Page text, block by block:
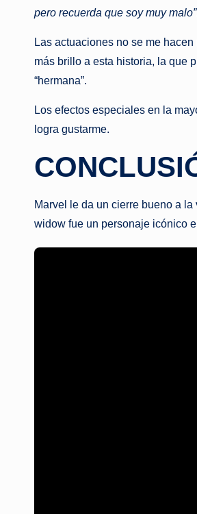
pero recuerda que soy muy malo”
Las actuaciones no se me
más brillo a esta historia, la que
“hermana”.
Los efectos especiales en la
logra gustarme.
Marvel le da un cierre bueno a
widow fue un personaje icónico